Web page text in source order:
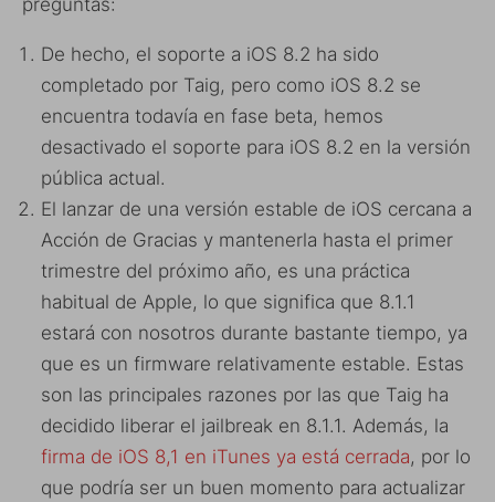
preguntas:
De hecho, el soporte a iOS 8.2 ha sido
completado por Taig, pero como iOS 8.2 se
encuentra todavía en fase beta, hemos
desactivado el soporte para iOS 8.2 en la versión
pública actual.
El lanzar de una versión estable de iOS cercana a
Acción de Gracias y mantenerla hasta el primer
trimestre del próximo año, es una práctica
habitual de Apple, lo que significa que 8.1.1
estará con nosotros durante bastante tiempo, ya
que es un firmware relativamente estable. Estas
son las principales razones por las que Taig ha
decidido liberar el jailbreak en 8.1.1. Además, la
firma de iOS 8,1 en iTunes ya está cerrada, por lo
que podría ser un buen momento para actualizar